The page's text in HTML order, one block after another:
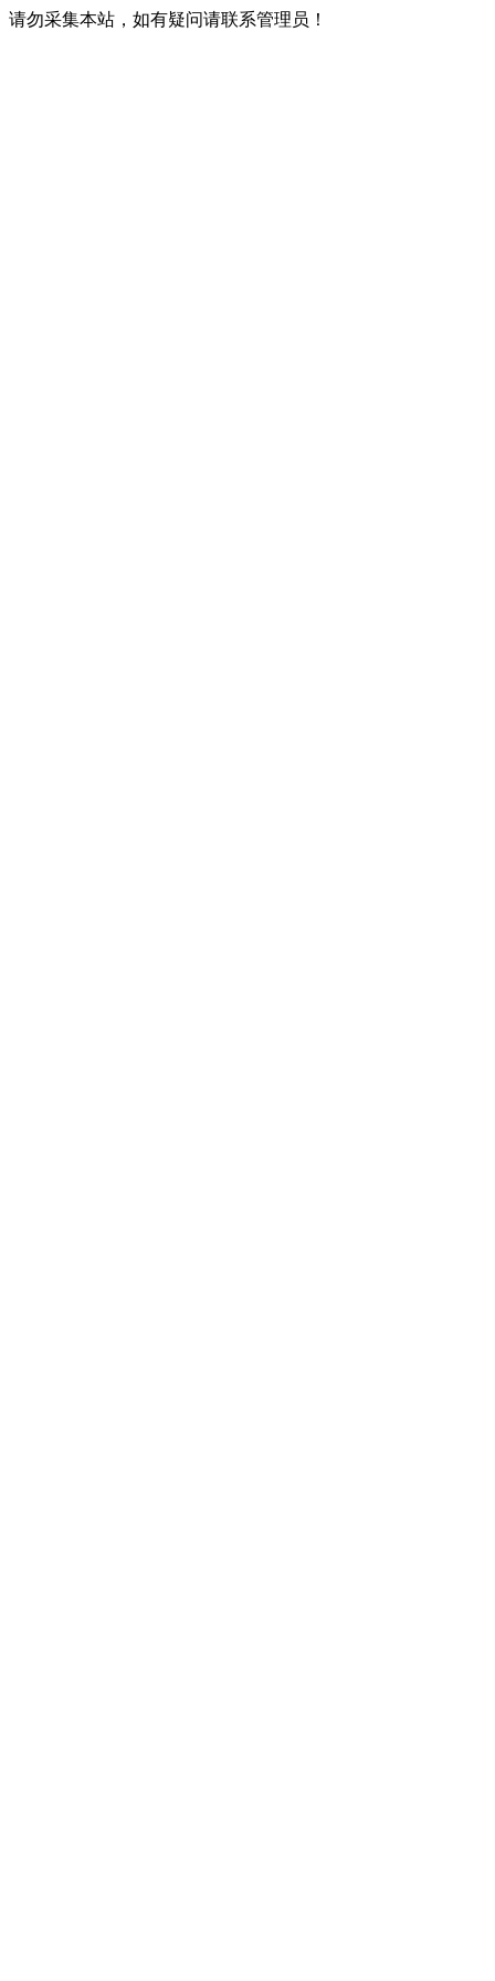
请勿采集本站，如有疑问请联系管理员！